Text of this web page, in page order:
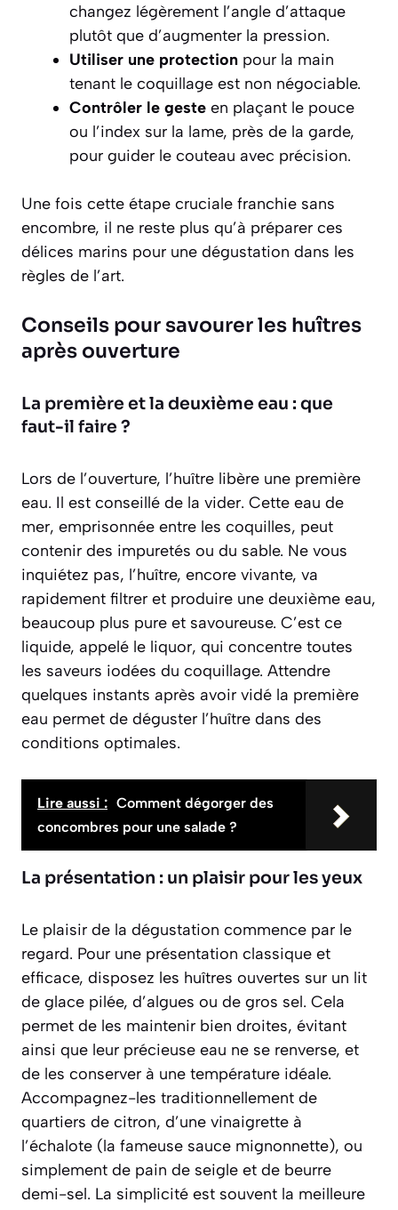
changez légèrement l’angle d’attaque
plutôt que d’augmenter la pression.
Utiliser une protection pour la main
tenant le coquillage est non négociable.
Contrôler le geste en plaçant le pouce
ou l’index sur la lame, près de la garde,
pour guider le couteau avec précision.
Une fois cette étape cruciale franchie sans
encombre, il ne reste plus qu’à préparer ces
délices marins pour une dégustation dans les
règles de l’art.
Conseils pour savourer les huîtres
après ouverture
La première et la deuxième eau : que
faut-il faire ?
Lors de l’ouverture, l’huître libère une première
eau. Il est conseillé de la vider. Cette eau de
mer, emprisonnée entre les coquilles, peut
contenir des impuretés ou du sable. Ne vous
inquiétez pas, l’huître, encore vivante, va
rapidement filtrer et produire une deuxième eau,
beaucoup plus pure et savoureuse. C’est ce
liquide, appelé le liquor, qui concentre toutes
les saveurs iodées du coquillage. Attendre
quelques instants après avoir vidé la première
eau permet de déguster l’huître dans des
conditions optimales.
Lire aussi : Comment dégorger des
concombres pour une salade ?
La présentation : un plaisir pour les yeux
Le plaisir de la dégustation commence par le
regard. Pour une présentation classique et
efficace, disposez les huîtres ouvertes sur un lit
de glace pilée, d’algues ou de gros sel. Cela
permet de les maintenir bien droites, évitant
ainsi que leur précieuse eau ne se renverse, et
de les conserver à une température idéale.
Accompagnez-les traditionnellement de
quartiers de citron, d’une vinaigrette à
l’échalote (la fameuse sauce mignonnette), ou
simplement de pain de seigle et de beurre
demi-sel. La simplicité est souvent la meilleure